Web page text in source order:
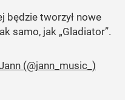
będzie tworzył nowe
samo, jak „Gladiator”.
(@jann_music_)